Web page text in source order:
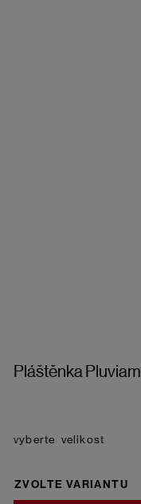
Pláštěnka
velikost
ZVOLTE VARIANTU